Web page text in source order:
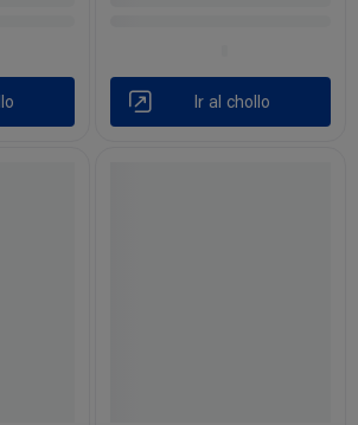
Ir al chollo